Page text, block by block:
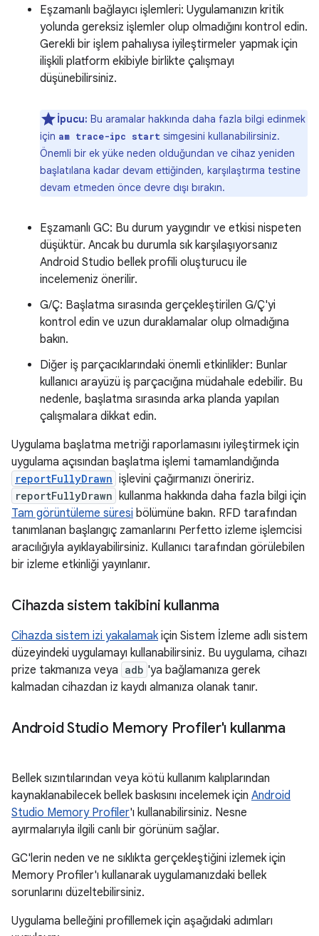
Eşzamanlı bağlayıcı işlemleri: Uygulamanızın kritik
yolunda gereksiz işlemler olup olmadığını kontrol edin.
Gerekli bir işlem pahalıysa iyileştirmeler yapmak için
ilişkili platform ekibiyle birlikte çalışmayı
düşünebilirsiniz.
İpucu: Bu aramalar hakkında daha fazla bilgi edinmek
için am trace-ipc start simgesini kullanabilirsiniz.
Önemli bir ek yüke neden olduğundan ve cihaz yeniden
başlatılana kadar devam ettiğinden, karşılaştırma testine
devam etmeden önce devre dışı bırakın.
Eşzamanlı GC: Bu durum yaygındır ve etkisi nispeten
düşüktür. Ancak bu durumla sık karşılaşıyorsanız
Android Studio bellek profili oluşturucu ile
incelemeniz önerilir.
G/Ç: Başlatma sırasında gerçekleştirilen G/Ç'yi
kontrol edin ve uzun duraklamalar olup olmadığına
bakın.
Diğer iş parçacıklarındaki önemli etkinlikler: Bunlar
kullanıcı arayüzü iş parçacığına müdahale edebilir. Bu
nedenle, başlatma sırasında arka planda yapılan
çalışmalara dikkat edin.
Uygulama başlatma metriği raporlamasını iyileştirmek için
uygulama açısından başlatma işlemi tamamlandığında
reportFullyDrawn işlevini çağırmanızı öneririz.
reportFullyDrawn kullanma hakkında daha fazla bilgi için
Tam görüntüleme süresi bölümüne bakın. RFD tarafından
tanımlanan başlangıç zamanlarını Perfetto izleme işlemcisi
aracılığıyla ayıklayabilirsiniz. Kullanıcı tarafından görülebilen
bir izleme etkinliği yayınlanır.
Cihazda sistem takibini kullanma
Cihazda sistem izi yakalamakiçin Sistem İzleme adlı sistem
düzeyindeki uygulamayı kullanabilirsiniz. Bu uygulama, cihazı
prize takmanıza veya adb 'ya bağlamanıza gerek
kalmadan cihazdan iz kaydı almanıza olanak tanır.
Android Studio Memory Profiler'ı kullanma
Bellek sızıntılarından veya kötü kullanım kalıplarından
kaynaklanabilecek bellek baskısını incelemek için Android
Studio Memory Profiler'ı kullanabilirsiniz. Nesne
ayırmalarıyla ilgili canlı bir görünüm sağlar.
GC'lerin neden ve ne sıklıkta gerçekleştiğini izlemek için
Memory Profiler'ı kullanarak uygulamanızdaki bellek
sorunlarını düzeltebilirsiniz.
Uygulama belleğini profillemek için aşağıdaki adımları